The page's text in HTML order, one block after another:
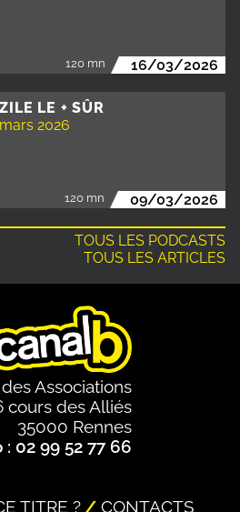
120 mn 16/03/2026
LE + SÛR
2026
120 mn 09/03/2026
TOUS LES PODCASTS
TOUS LES ARTICLES
Associations
cours des Alliés
35000 Rennes
02 99 52 77 66
TITRE ? CONTACTS